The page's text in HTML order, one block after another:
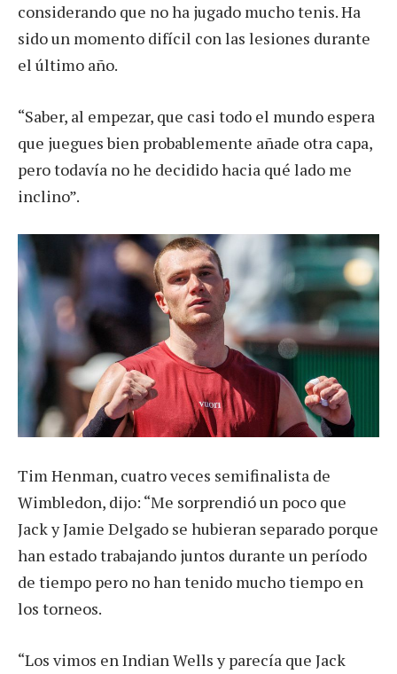
considerando que no ha jugado mucho tenis. Ha
sido un momento difícil con las lesiones durante
el último año.
“Saber, al empezar, que casi todo el mundo espera
que juegues bien probablemente añade otra capa,
pero todavía no he decidido hacia qué lado me
inclino”.
Tim Henman, cuatro veces semifinalista de
Wimbledon, dijo: “Me sorprendió un poco que
Jack y Jamie Delgado se hubieran separado porque
han estado trabajando juntos durante un período
de tiempo pero no han tenido mucho tiempo en
los torneos.
“Los vimos en Indian Wells y parecía que Jack